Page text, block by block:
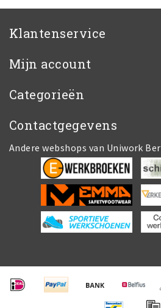
Klantenservice
Mijn account
Categorieën
Contactgegevens
Andere webshops van Uniwork